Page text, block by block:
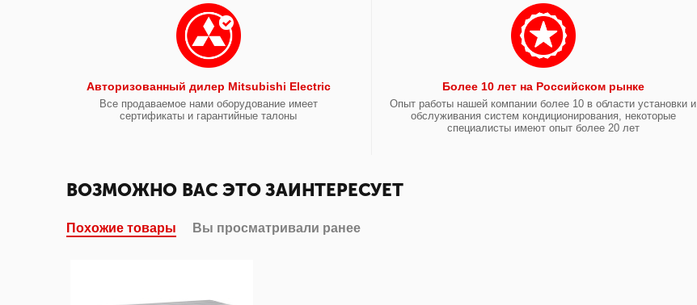
Авторизованный дилер Mitsubishi Electric
Все продаваемое нами оборудование имеет
сертификаты и гарантийные талоны
Более 10 лет на Российском рынке
Опыт работы нашей компании более 10 в области установки и
обслуживания систем кондиционирования, некоторые
специалисты имеют опыт более 20 лет
ВОЗМОЖНО ВАС ЭТО ЗАИНТЕРЕСУЕТ
Похожие товары Вы просматривали ранее